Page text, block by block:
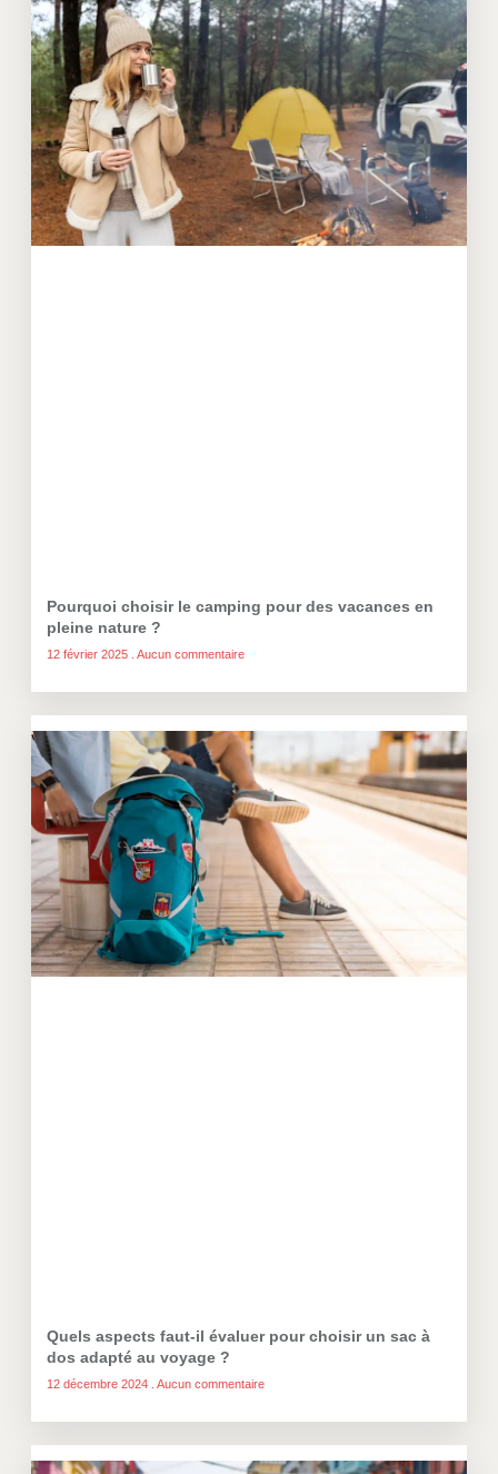
Pourquoi choisir le camping pour des vacances en
pleine nature ?
12 février 2025 Aucun commentaire
Quels aspects faut-il évaluer pour choisir un sac à
dos adapté au voyage ?
12 décembre 2024 Aucun commentaire